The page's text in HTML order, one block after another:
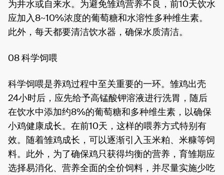
为井水或自来水。为避免雏鸡营养不良，前10天饮水
应加入8~10%浓度的葡萄糖和水溶性多种维生素。
此外，每天都要清洁饮水器，确保水质清洁。
08 科学饲喂
科学饲喂是养鸡过程中至关重要的一环。雏鸡出壳
24小时后，应先给予高锰酸钾溶液进行洗胃，随后
在饮水中添加约8%的葡萄糖和多种维生素，以确保
小鸡健康成长。在前10天，这样的喂养方式特别有
效。随着雏鸡成长，可以逐渐引入玉米粕、米糠等饲
料。此外，为了确保鸡只获得均衡的营养，育雏期应
选择易消化、营养全面的全价饲料，并尽量实施少吃